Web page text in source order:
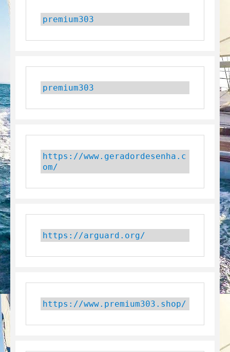
premium303
premium303
https://www.geradordesenha.c
om/
https://arguard.org/
https://www.premium303.shop/